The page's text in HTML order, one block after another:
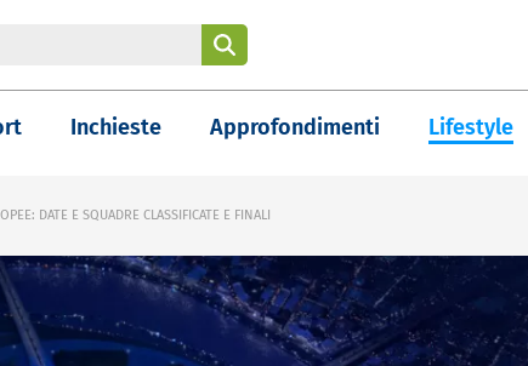
Inchieste Approfondimenti Lifestyle
DATE E SQUADRE CLASSIFICATE E FINALI